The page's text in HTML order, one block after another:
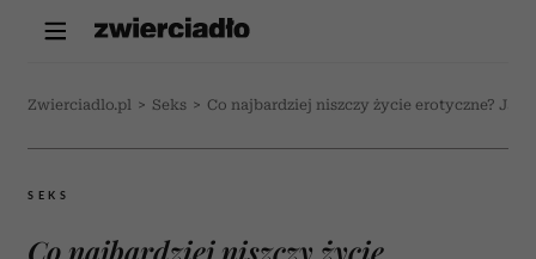
Zwierciadlo.pl > Seks > Co najbardziej niszczy życie erotyczne? Jak
SEKS
Co najbardziej niszczy życie